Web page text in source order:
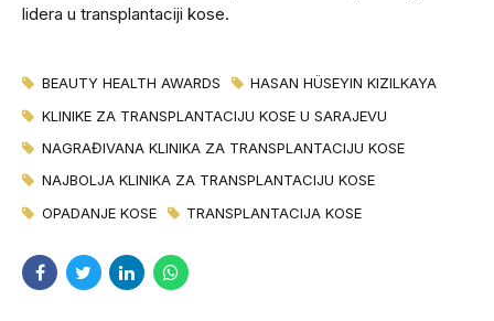
lidera u transplantaciji kose.
BEAUTY HEALTH AWARDS
HASAN HÜSEYIN KIZILKAYA
KLINIKE ZA TRANSPLANTACIJU KOSE U SARAJEVU
NAGRAĐIVANA KLINIKA ZA TRANSPLANTACIJU KOSE
NAJBOLJA KLINIKA ZA TRANSPLANTACIJU KOSE
OPADANJE KOSE
TRANSPLANTACIJA KOSE